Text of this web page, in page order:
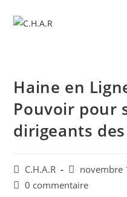
Haine en
Pouvoir pour
dirigeants
C.H.A.R novembre
0 commentaire